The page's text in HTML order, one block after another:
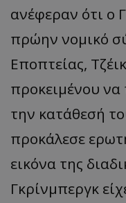
ανέφεραν ότι ο
πρώην νομικό
Εποπτείας,
προκειμένου να
την κατάθεσή
προκάλεσε
εικόνα της
Γκρίνμπεργκ